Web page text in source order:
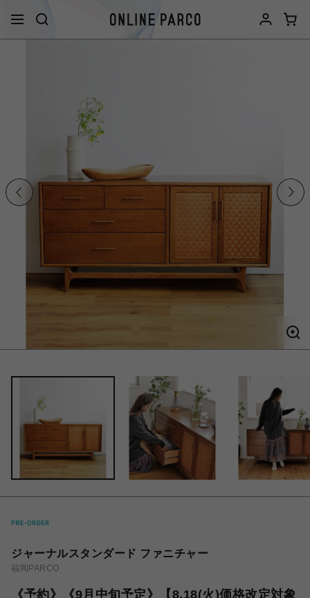
ジャーナルスタンダード ファニチャー
福岡PARCO
《予約》《9月中旬予定》【8.18(火)価格改定対象